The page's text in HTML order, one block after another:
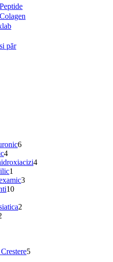
păr
66
44
produse44
1
produs
33
1010
2
produse 55